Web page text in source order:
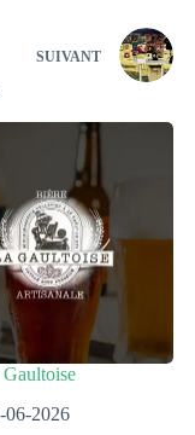
SUIVANT
06-2026